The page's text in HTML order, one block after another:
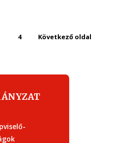
4 Következő oldal